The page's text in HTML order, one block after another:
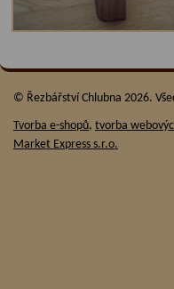
© Řezbářství Chlubna 2026.
Tvorba e-shopů, tvorba
Market Express s.r.o.